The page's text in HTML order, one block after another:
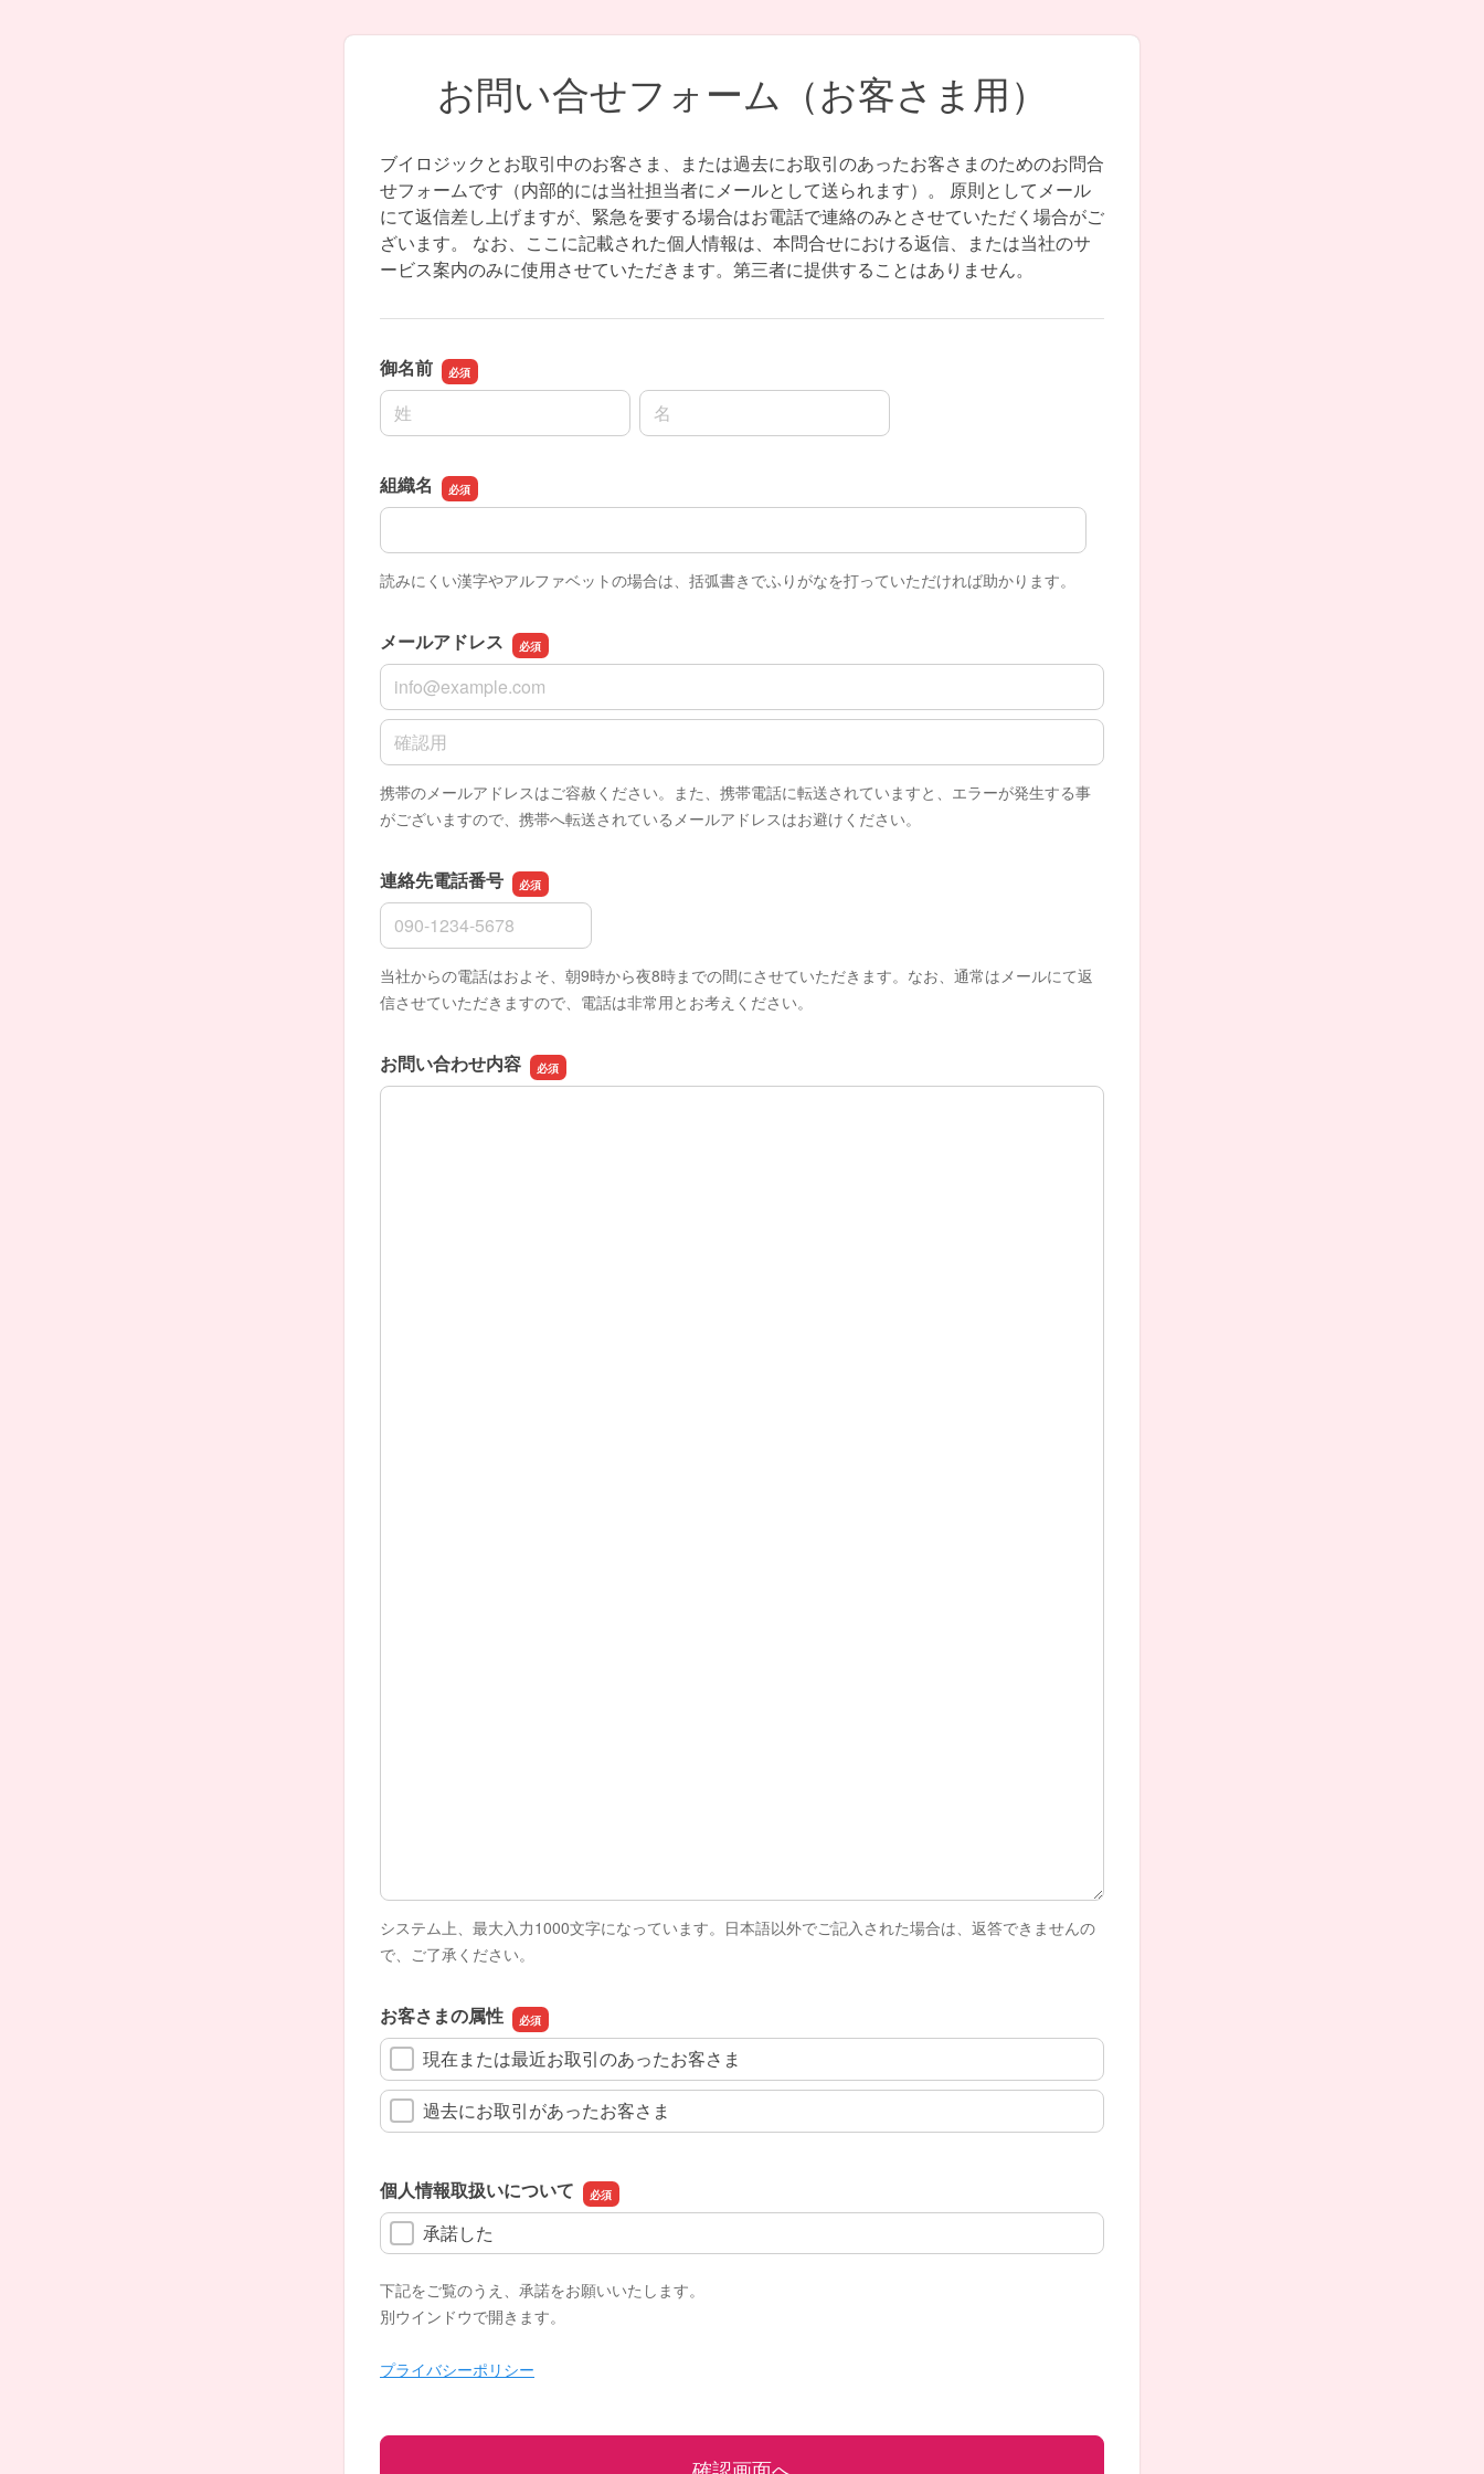
お問い合せフォーム（お客さま用）
ブイロジックとお取引中のお客さま、または過去にお取引のあったお客さまのためのお問合
せフォームです（内部的には当社担当者にメールとして送られます）。 原則としてメール
にて返信差し上げますが、緊急を要する場合はお電話で連絡のみとさせていただく場合がご
ざいます。 なお、ここに記載された個人情報は、本問合せにおける返信、または当社のサ
ービス案内のみに使用させていただきます。第三者に提供することはありません。
御名前
名前の姓
名前の名
組織名
組織名
読みにくい漢字やアルファベットの場合は、括弧書きでふりがなを打っていただければ助かります。
メールアドレス
メールアドレス
メールアドレスの確認用
携帯のメールアドレスはご容赦ください。また、携帯電話に転送されていますと、エラーが発生する事
がございますので、携帯へ転送されているメールアドレスはお避けください。
連絡先電話番号
連絡先電話番号
当社からの電話はおよそ、朝9時から夜8時までの間にさせていただきます。なお、通常はメールにて返
信させていただきますので、電話は非常用とお考えください。
お問い合わせ内容
お問い合わせ内容
システム上、最大入力1000文字になっています。日本語以外でご記入された場合は、返答できませんの
で、ご了承ください。
お客さまの属性
現在または最近お取引のあったお客さま
過去にお取引があったお客さま
個人情報取扱いについて
承諾した
下記をご覧のうえ、承諾をお願いいたします。
別ウインドウで開きます。
プライバシーポリシー